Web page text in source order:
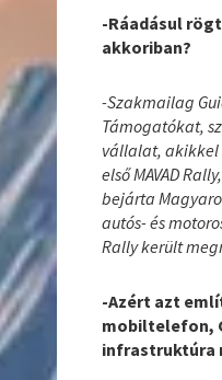
-Ráadásul
akkoriban?
-Szakmailag
Támogatókat,
vállalat, akikkel
első MAVAD
bejárta
autós- és
Rally került
-Azért azt
mobiltelefon,
infrastruktúra